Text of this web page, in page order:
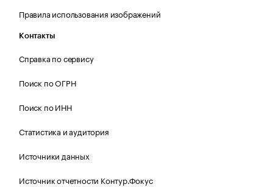
Правила использования изображений
Контакты
Справка по сервису
Поиск по ОГРН
Поиск по ИНН
Статистика и аудитория
Источники данных
Источник отчетности Контур.Фокус